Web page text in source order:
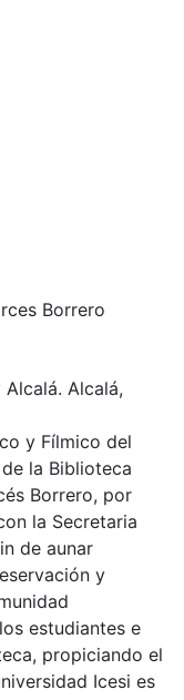
Borrero
Alcalá,
y Fílmico del
la Biblioteca
Borrero, por
la Secretaria
de aunar
y
estudiantes e
propiciando el
Icesi es